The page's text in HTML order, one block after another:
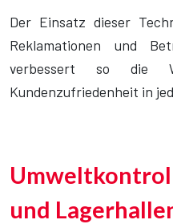
Der Einsatz dieser
Reklamationen und
verbessert so die
Kundenzufriedenheit in
und